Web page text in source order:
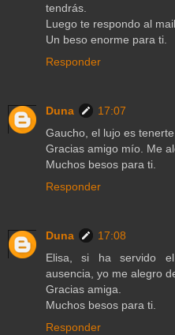
tendrás.
Luego te respondo al mail
Un beso enorme para ti.
Responder
Duna
17:07
Gaucho, el lujo es
Gracias amigo mío. Me
Muchos besos para ti.
Responder
Duna
17:08
Elisa, si ha servido
ausencia, yo me alegro
Gracias amiga.
Muchos besos para ti.
Responder